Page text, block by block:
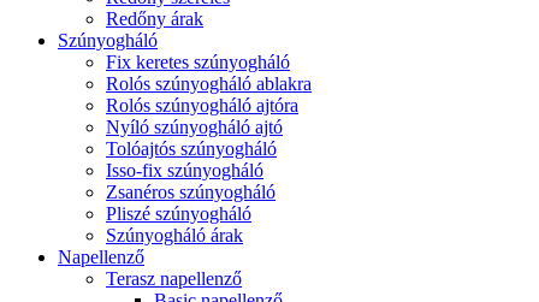
Redőny árak
Szúnyogháló
Fix keretes szúnyogháló
Rolós szúnyogháló ablakra
Rolós szúnyogháló ajtóra
Nyíló szúnyogháló ajtó
Tolóajtós szúnyogháló
Isso-fix szúnyogháló
Zsanéros szúnyogháló
Pliszé szúnyogháló
Szúnyogháló árak
Napellenző
Terasz napellenző